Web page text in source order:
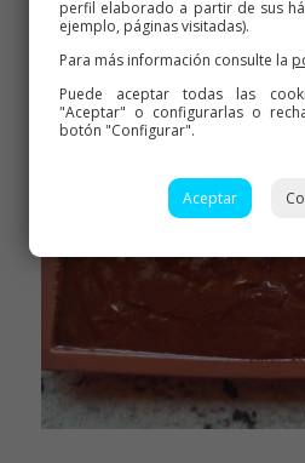
perfil elaborado a partir de sus
ejemplo, páginas visitadas).
Para más información consulte la
Puede aceptar todas las
"Aceptar" o configurarlas o
botón "Configurar".
Aceptar